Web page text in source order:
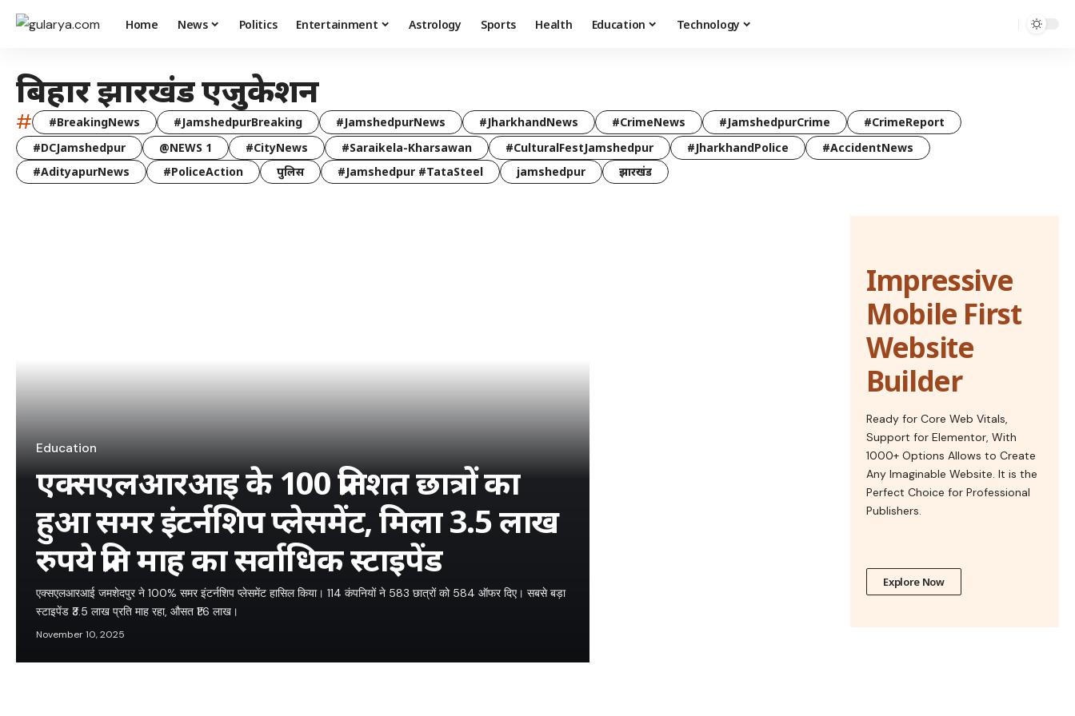
Home News Politics Entertainment Astrology Sports Health Education Technology
बिहार झारखंड एजुकेशन
# #BreakingNews #JamshedpurBreaking #JamshedpurNews #JharkhandNews #CrimeNews #JamshedpurCrime
#CrimeReport
#DCJamshedpur
@NEWS 1 #CityNews #Saraikela-Kharsawan #CulturalFestJamshedpur #JharkhandPolice
#AccidentNews
#AdityapurNews
#PoliceAction पुलिस #Jamshedpur #TataSteel jamshedpur झारखंड
Education
एक्सएलआरआइ के 100 प्रतिशत छात्रों का
हुआ समर इंटर्नशिप प्लेसमेंट, मिला 3.5 लाख
रुपये प्रति माह का सर्वाधिक स्टाइपेंड
एक्सएलआरआई जमशेदपुर ने 100% समर इंटर्नशिप प्लेसमेंट हासिल किया। 114 कंपनियों ने 583 छात्रों को 584 ऑफर दिए। सबसे बड़ा
स्टाइपेंड ₹3.5 लाख प्रति माह रहा, औसत ₹1.6 लाख।
November 10, 2025
Impressive
Mobile First
Website
Builder
Ready for Core Web Vitals,
Support for Elementor, With
1000+ Options Allows to Create
Any Imaginable Website. It is the
Perfect Choice for Professional
Publishers.
Explore Now